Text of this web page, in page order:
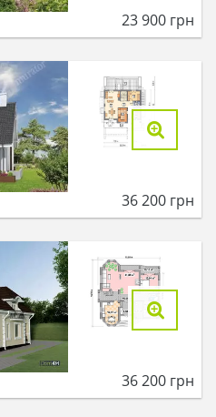
23 900 грн
36 200 грн
36 200 грн